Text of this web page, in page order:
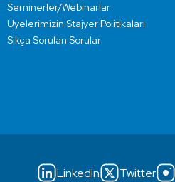
Seminerler/Webinarlar
Üyelerimizin Stajyer Politikaları
Sıkça Sorulan Sorular
LinkedIn Twitter